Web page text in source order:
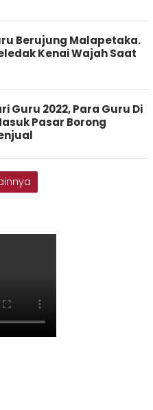
Berujung Malapetaka.
Kenai Wajah Saat
Guru 2022, Para Guru Di
Pasar Borong